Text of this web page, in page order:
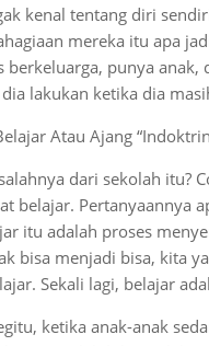
kenal tentang diri
mereka itu apa
berkeluarga, punya
lakukan ketika dia
Atau Ajang
dari sekolah itu?
belajar. Pertanyaannya
itu adalah proses
bisa menjadi bisa, kita
Sekali lagi, belajar
ketika anak-anak